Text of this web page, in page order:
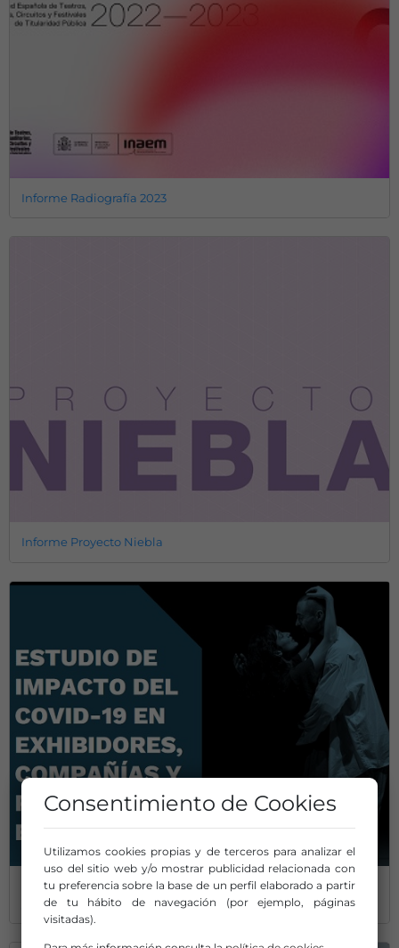
Informe Radiografía 2023
Informe Proyecto Niebla
Estudio de impacto del COVID-19 en exhibidores, compañías
y productoras escénicas
Consentimiento de Cookies
Utilizamos cookies propias y de terceros para analizar el
uso del sitio web y/o mostrar publicidad relacionada con
tu preferencia sobre la base de un perfil elaborado a partir
de tu hábito de navegación (por ejemplo, páginas
visitadas).